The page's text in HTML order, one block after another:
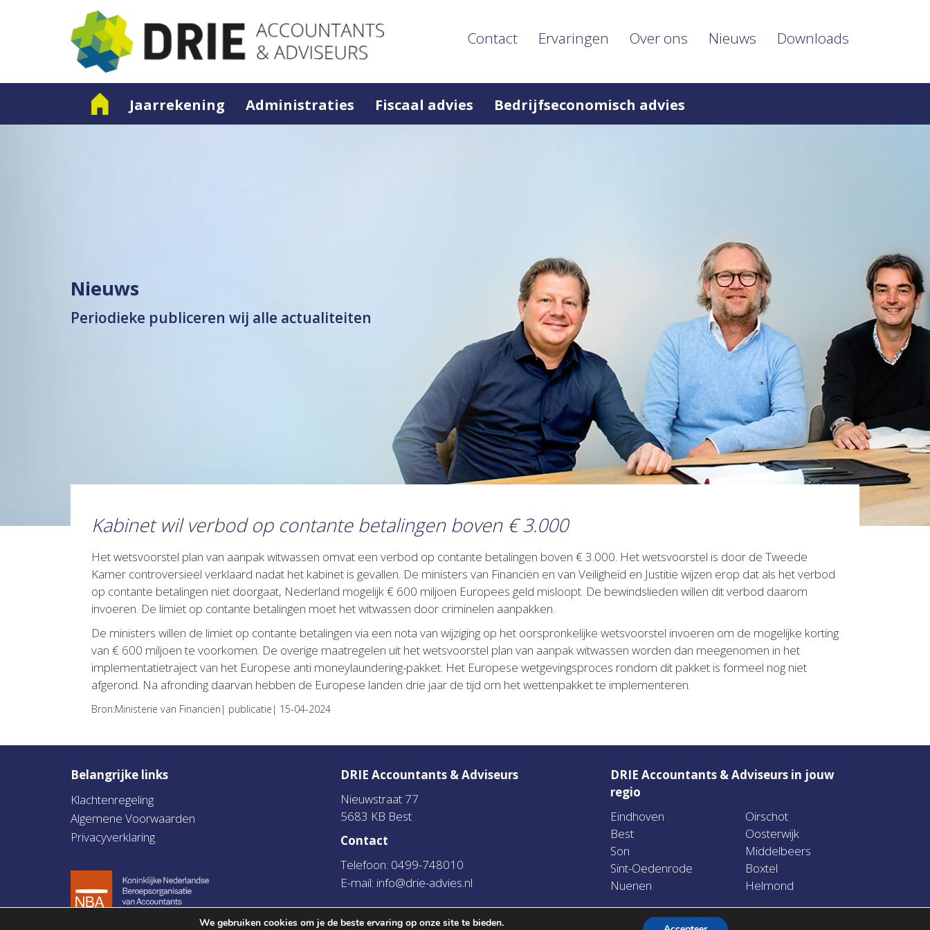
Contact Ervaringen Over ons Nieuws Downloads
Jaarrekening Administraties Fiscaal advies Bedrijfseconomisch advies
Nieuws
Periodieke publiceren wij alle actualiteiten
Kabinet wil verbod op contante betalingen boven € 3.000
Het wetsvoorstel plan van aanpak witwassen omvat een verbod op contante betalingen boven € 3.000. Het wetsvoorstel is door de Tweede
Kamer controversieel verklaard nadat het kabinet is gevallen. De ministers van Financiën en van Veiligheid en Justitie wijzen erop dat als het verbod
op contante betalingen niet doorgaat, Nederland mogelijk € 600 miljoen Europees geld misloopt. De bewindslieden willen dit verbod daarom
invoeren. De limiet op contante betalingen moet het witwassen door criminelen aanpakken.
De ministers willen de limiet op contante betalingen via een nota van wijziging op het oorspronkelijke wetsvoorstel invoeren om de mogelijke korting
van € 600 miljoen te voorkomen. De overige maatregelen uit het wetsvoorstel plan van aanpak witwassen worden dan meegenomen in het
implementatietraject van het Europese anti moneylaundering-pakket. Het Europese wetgevingsproces rondom dit pakket is formeel nog niet
afgerond. Na afronding daarvan hebben de Europese landen drie jaar de tijd om het wettenpakket te implementeren.
Bron:Ministerie van Financiën| publicatie| 15-04-2024
Belangrijke links
Klachtenregeling
Algemene Voorwaarden
Privacyverklaring
DRIE Accountants & Adviseurs
Nieuwstraat 77
5683 KB Best
Contact
Telefoon: 0499-748010
E-mail: info@drie-advies.nl
DRIE Accountants & Adviseurs in jouw
regio
Eindhoven
Best
Son
Sint-Oedenrode
Nuenen
Oirschot
Oosterwijk
Middelbeers
Boxtel
Helmond
We gebruiken cookies om je de beste ervaring op onze site te bieden.